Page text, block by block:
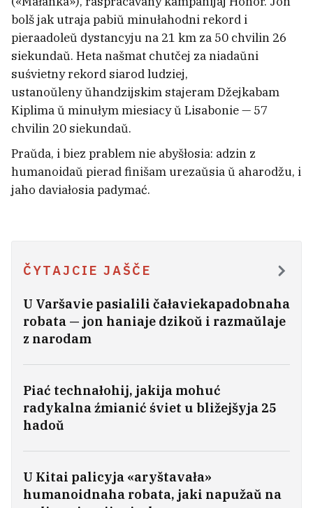
bolš jak utraja pabiŭ minułahodni rekord i
pieraadoleŭ dystancyju na 21 km za 50 chvilin 26
siekundaŭ. Heta našmat chutčej za niadaŭni
suśvietny rekord siarod ludziej,
ustanoŭleny ŭhandzijskim stajeram Džejkabam
Kiplima ŭ minułym miesiacy ŭ Lisabonie — 57
chvilin 20 siekundaŭ.
Praŭda, i biez prablem nie abyšłosia: adzin z
humanoidaŭ pierad finišam urezaŭsia ŭ aharodžu, i
jaho daviałosia padymać.
ČYTAJCIE JAŠČE
U Varšavie pasialili čałaviekapadobnaha
robata — jon haniaje dzikoŭ i razmaŭlaje
z narodam
Piać technałohij, jakija mohuć
radykalna źmianić śviet u bližejšyja 25
hadoŭ
U Kitai palicyja «aryštavała»
humanoidnaha robata, jaki napužaŭ na
U Minsku na dziaŭčynu ŭpała dreva
Dzieviacihadovuju dziaŭčynku ŭ Minsku
machlary prymusili astryhčy sabie vałasy
Statkievič — amierykanskamu dypłamatu
a ja dziela hetaha pavinien admovicca ad
radzimy?
21